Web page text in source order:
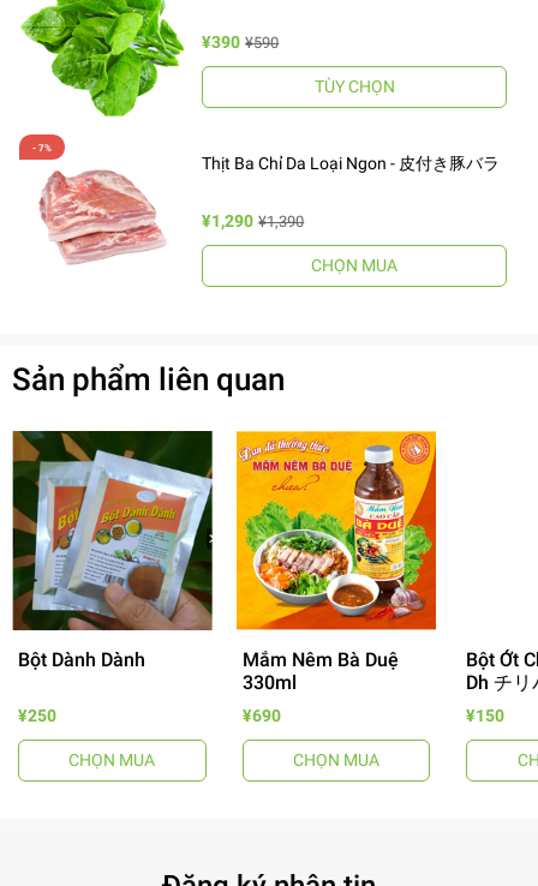
¥390 ¥590
TÙY CHỌN
Thịt Ba Chỉ Da Loại Ngon - 皮付き豚バラ
¥1,290 ¥1,390
CHỌN MUA
Sản phẩm liên quan
Bột Dành Dành
¥250
CHỌN MUA
Mắm Nêm Bà Duệ
330ml
¥690
CHỌN MUA
Bột Ớt
Dh チ
¥150